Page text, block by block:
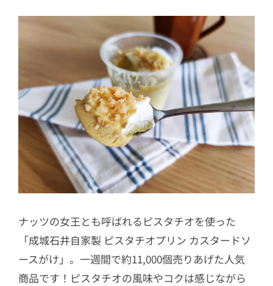
ナッツの女王とも呼ばれるピスタチオを使った
「成城石井自家製 ピスタチオプリン カスタードソ
ースがけ」。一週間で約11,000個売りあげた人気
商品です！ピスタチオの風味やコクは感じながら